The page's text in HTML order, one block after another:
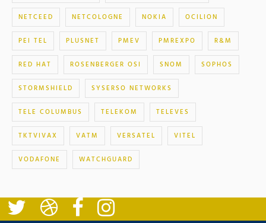
NETCEED NETCOLOGNE NOKIA OCILION
PEI TEL PLUSNET PMEV PMREXPO R&M
RED HAT ROSENBERGER OSI SNOM SOPHOS
STORMSHIELD SYSERSO NETWORKS
TELE COLUMBUS TELEKOM TELEVES
TKTVIVAX VATM VERSATEL VITEL
VODAFONE WATCHGUARD